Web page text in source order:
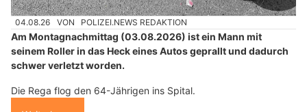
Zenklusen Consulting & Partner: Veränderungen wirksam und nachhaltig umsetzen